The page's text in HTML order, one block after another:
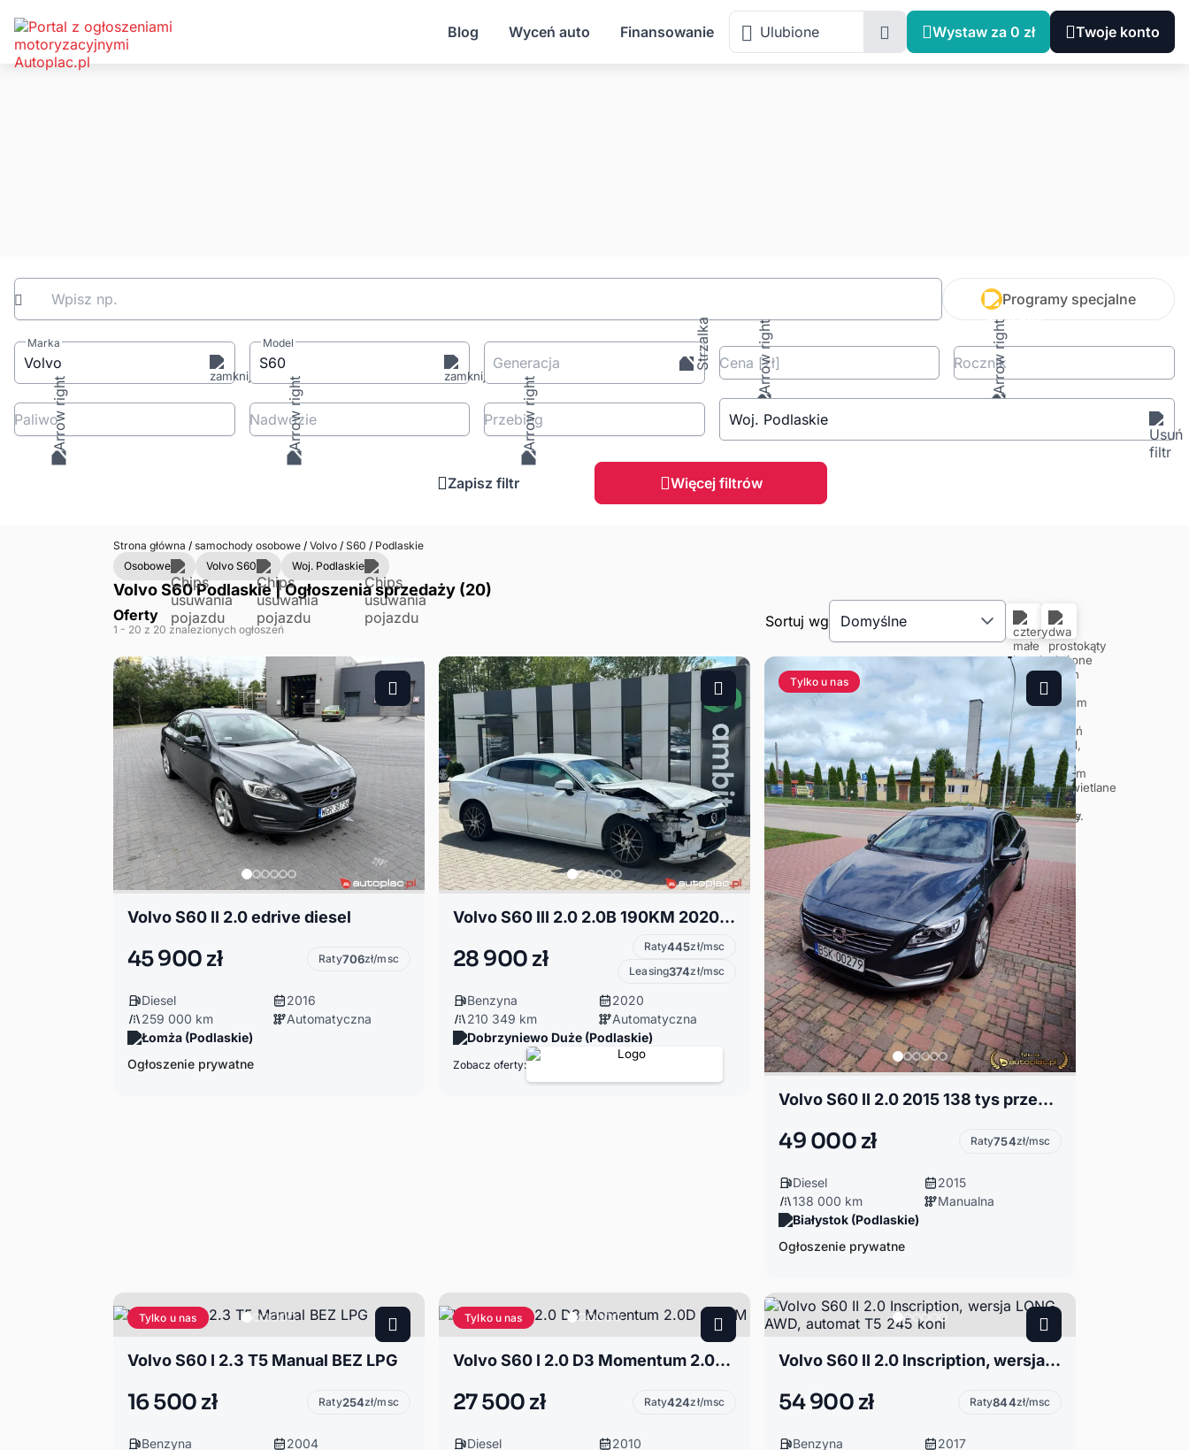
Blog Wyceń auto Finansowanie Ulubione Wystaw za 0 zł Twoje konto
Wpisz np. Programy specjalne
Marka
Volvo
Model
S60 Generacja Cena [zł] Rocznik
Paliwo Nadwozie Przebieg Woj. Podlaskie
Zapisz filtr Więcej filtrów
Strona główna /samochody osobowe /Volvo /S60 /Podlaskie
Osobowe
Volvo S60 Woj. Podlaskie
Volvo S60 Podlaskie | Ogłoszenia sprzedaży (20)
Oferty
1 - 20 z 20 znalezionych ogłoszeń Sortuj wg Domyślne
Volvo S60 II 2.0 edrive diesel
45 900 zł Raty706zł/msc
Diesel
2016
259 000 km
Automatyczna
Łomża (Podlaskie)
Ogłoszenie prywatne
Volvo S60 III 2.0 2.0B 190KM 2020r. Salon Polska Inscription
28 900 zł Raty445zł/msc
Leasing374zł/msc
Benzyna
2020
210 349 km
Automatyczna
Dobrzyniewo Duże (Podlaskie)
Zobacz oferty:
Tylko u nas
Volvo S60 II 2.0 2015 138 tys przebiegu
49 000 zł Raty754zł/msc
Diesel
2015
138 000 km
Manualna
Białystok (Podlaskie)
Ogłoszenie prywatne
Tylko u nas
Volvo S60 I 2.3 T5 Manual BEZ LPG
16 500 zł Raty254zł/msc
Benzyna
2004
Tylko u nas
Volvo S60 I 2.0 D3 Momentum 2.0D 163KM
27 500 zł Raty424zł/msc
Diesel
2010
Volvo S60 II 2.0 Inscription, wersja LONG, AWD, automat T5 245 koni
54 900 zł Raty844zł/msc
Benzyna
2017